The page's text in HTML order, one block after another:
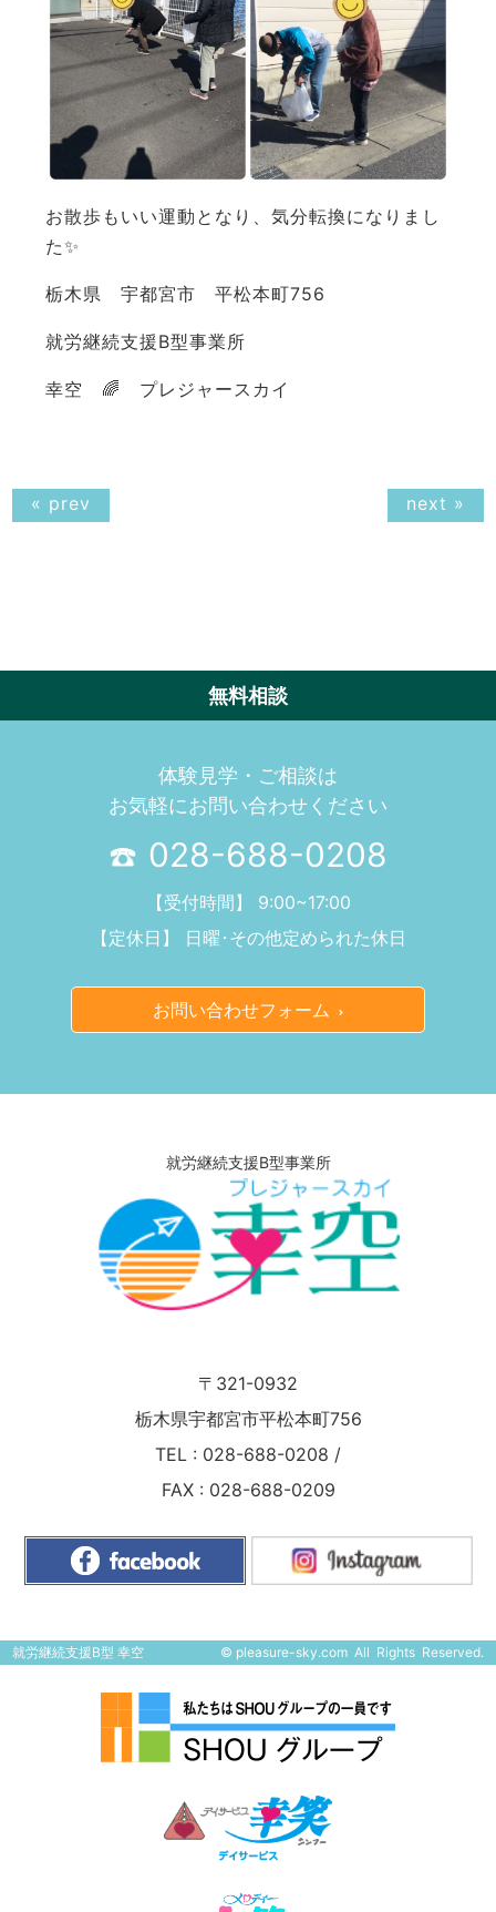
お散歩もいい運動となり、気分転換になりまし
た✨
栃木県 宇都宮市 平松本町756
就労継続支援B型事業所
幸空 🌈 プレジャースカイ
« prev next »
無料相談
体験見学・ご相談は
お気軽にお問い合わせください
028-688-0208
【受付時間】 9:00~17:00
【定休日】 日曜･その他定められた休日
お問い合わせフォーム
就労継続支援B型事業所
〒321-0932
栃木県宇都宮市平松本町756
TEL : 028-688-0208 /
FAX : 028-688-0209
就労継続支援B型 幸空 © pleasure-sky.comAll Rights Reserved.